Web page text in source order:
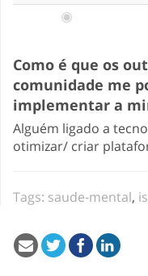
Como é que os
comunidade me
implementar a
Alguém ligado a
otimizar/ criar
Tags: saude-mental,